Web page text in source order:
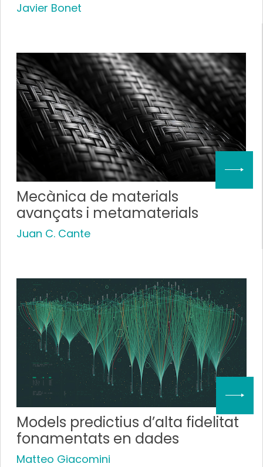
Javier Bonet
Mecànica de materials
avançats i metamaterials
Juan C. Cante
Models predictius d’alta fidelitat
fonamentats en dades
Matteo Giacomini